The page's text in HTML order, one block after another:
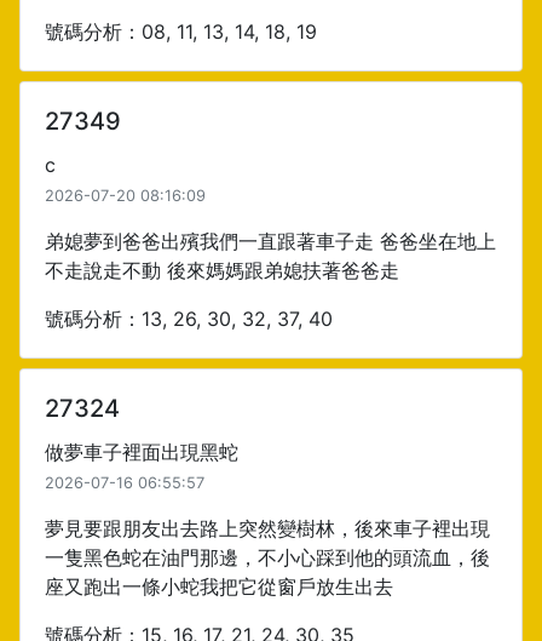
號碼分析：08, 11, 13, 14, 18, 19
27349
c
2026-07-20 08:16:09
弟媳夢到爸爸出殯我們一直跟著車子走 爸爸坐在地上
不走說走不動 後來媽媽跟弟媳扶著爸爸走
號碼分析：13, 26, 30, 32, 37, 40
27324
做夢車子裡面出現黑蛇
2026-07-16 06:55:57
夢見要跟朋友出去路上突然變樹林，後來車子裡出現
一隻黑色蛇在油門那邊，不小心踩到他的頭流血，後
座又跑出一條小蛇我把它從窗戶放生出去
號碼分析：15, 16, 17, 21, 24, 30, 35